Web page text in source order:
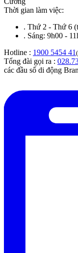
Thời gian làm việc:
. Thứ 2 - Thứ 6
. Sáng: 9h00 -
Hotline : 1900 5454 41
Tổng đài gọi ra :
các đầu số di động